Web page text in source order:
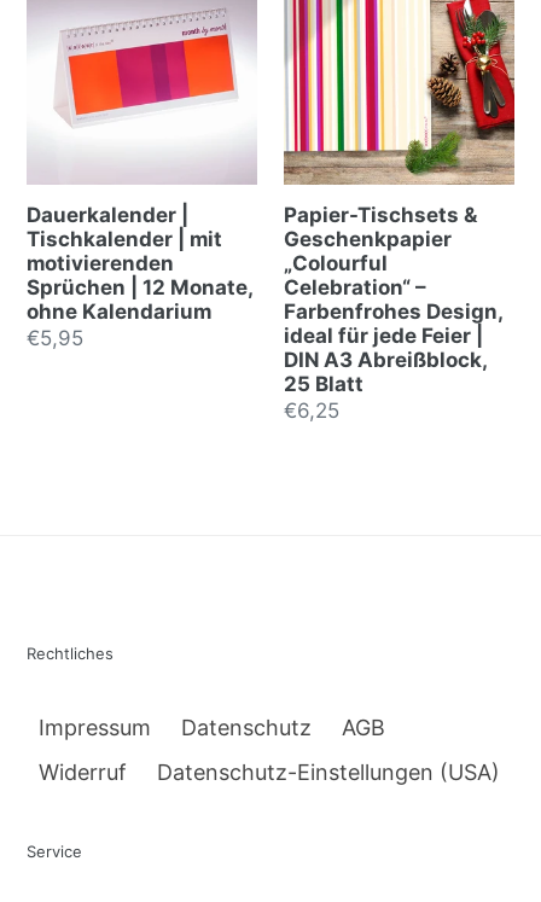
Dauerkalender |
Tischkalender | mit
motivierenden
Sprüchen | 12 Monate,
ohne Kalendarium
Precio
€5,95
Papier-Tischsets &
Geschenkpapier
„Colourful
Celebration“ –
Farbenfrohes Design,
ideal für jede Feier |
DIN A3 Abreißblock,
25 Blatt
Precio
€6,25
Rechtliches
Impressum Datenschutz
AGB
Widerruf
Datenschutz-Einstellungen (USA)
Service